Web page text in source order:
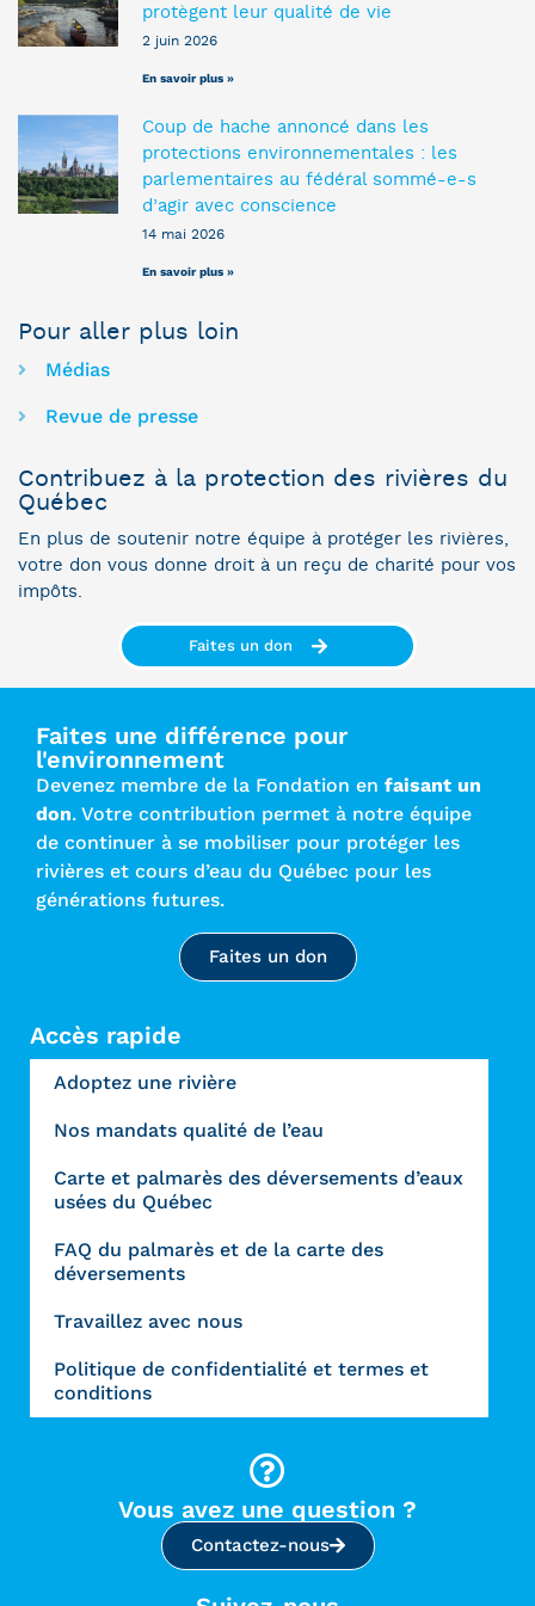
protègent leur qualité de vie
2 juin 2026
En savoir plus »
Coup de hache annoncé dans les
protections environnementales : les
parlementaires au fédéral sommé-e-s
d’agir avec conscience
14 mai 2026
En savoir plus »
Pour aller plus loin
Médias
Revue de presse
Contribuez à la protection des rivières du
Québec
En plus de soutenir notre équipe à protéger les rivières,
votre don vous donne droit à un reçu de charité pour vos
impôts.
Faites un don
Faites une différence pour
l'environnement
Devenez membre de la Fondation en faisant un
don. Votre contribution permet à notre équipe
de continuer à se mobiliser pour protéger les
rivières et cours d’eau du Québec pour les
générations futures.
Faites un don
Accès rapide
Adoptez une rivière
Nos mandats qualité de l’eau
Carte et palmarès des déversements d’eaux
usées du Québec
FAQ du palmarès et de la carte des
déversements
Travaillez avec nous
Politique de confidentialité et termes et
conditions
Vous avez une question ?
Contactez-nous